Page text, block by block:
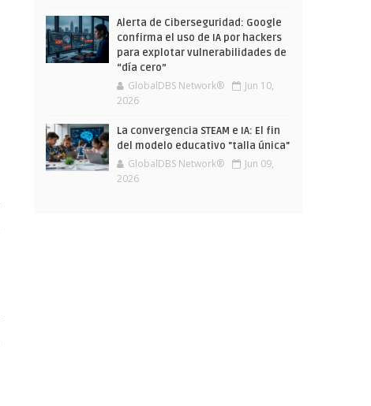
Alerta de Ciberseguridad: Google
confirma el uso de IA por hackers
para explotar vulnerabilidades de
“día cero”
GlobalDBS Network®
Jun 10,
2026
La convergencia STEAM e IA: El fin
del modelo educativo "talla única"
GlobalDBS Network®
Jun 09,
2026